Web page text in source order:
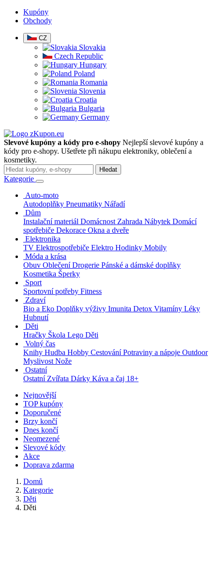
Kupóny
Obchody
CZ
Slovakia
Czech Republic
Hungary
Poland
Romania
Slovenia
Croatia
Bulgaria
Germany
Slevové kupóny a kódy pro e-shopy Nejlepší slevové kupóny a
kódy pro e-shopy. Ušetřete při nákupu elektroniky, oblečení a
kosmetiky.
Hledat
Kategorie
Auto-moto
Autodoplňky Pneumatiky Nářadí
Dům
Instalační materiál Domácnost Zahrada Nábytek Domácí
spotřebiče Dekorace Okna a dveře
Elektronika
TV Elektrospotřebiče Elektro Hodinky Mobily
Móda a krása
Obuv OblečeníDrogerie Pánské a dámské doplňky
Kosmetika Šperky
Sport
Sportovní potřeby Fitness
Zdraví
Bio a Eko Doplňky výživy Imunita Detox Vitamíny Léky
Hubnutí
Děti
Hračky Škola Lego Děti
Volný čas
Knihy Hudba Hobby CestováníPotraviny a nápoje Outdoor
Myslivost Nože
Ostatní
Ostatní Zvířata Dárky Káva a čaj 18+
Nejnovější
TOP kupóny
Doporučené
Brzy končí
Dnes končí
Neomezené
Slevové kódy
Akce
Doprava zdarma
Domů
Kategorie
Děti
Děti